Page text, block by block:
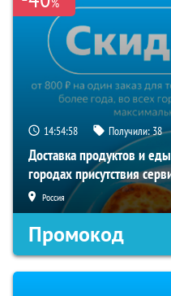
14:54:58 Получили:38
Доставка продуктов и
городах присутствия
Россия
Промокод